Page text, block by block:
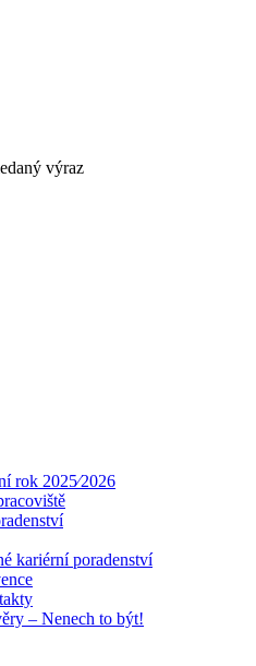
výraz
rok 2025⁄2026
kariérní poradenství
– Nenech to být!